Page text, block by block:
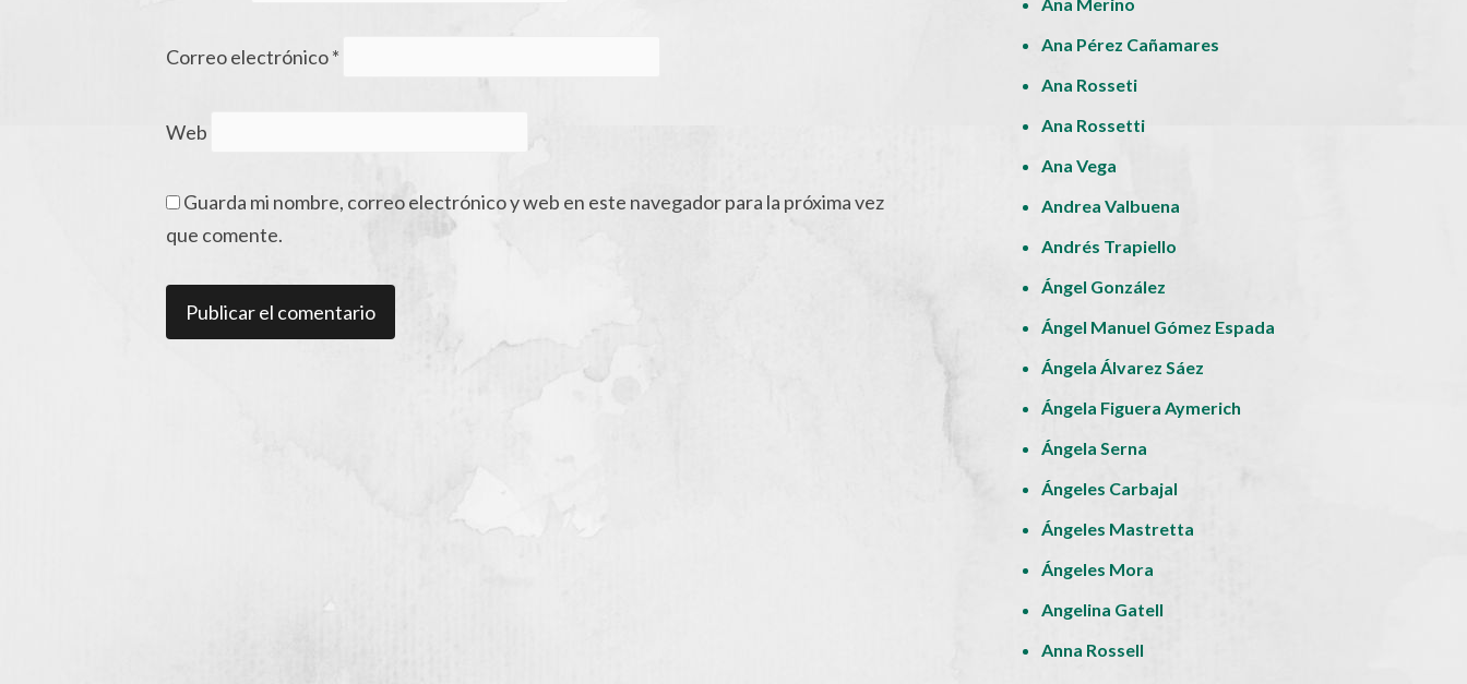
Correo electrónico*
Web
Guarda mi nombre, correo electrónico y web en este navegador para la próxima vez
que comente.
Ana Pérez Cañamares
Ana Rosseti
Ana Rossetti
Ana Vega
Andrea Valbuena
Andrés Trapiello
Ángel González
Ángel Manuel Gómez Espada
Ángela Álvarez Sáez
Ángela Figuera Aymerich
Ángela Serna
Ángeles Carbajal
Ángeles Mastretta
Ángeles Mora
Angelina Gatell
Anna Rossell